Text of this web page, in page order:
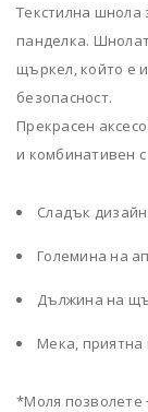
Текстилна шнола
панделка.
щъркел, който е
безопасност.
Прекрасен
и комбинативен
Сладък
Големина на
Дължина на
Мека, приятна
*Моля позволете